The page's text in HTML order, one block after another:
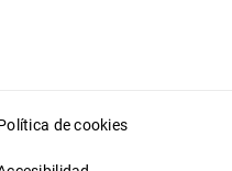
de cookies